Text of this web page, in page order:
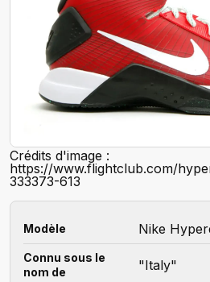
Crédits d'image :
https://www.flightclub.com/
333373-613
Modèle Nike
Connu sous le
nom de
"Italy"